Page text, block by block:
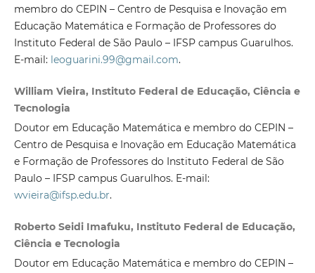
membro do CEPIN – Centro de Pesquisa e Inovação em
Educação Matemática e Formação de Professores do
Instituto Federal de São Paulo – IFSP campus Guarulhos.
E-mail: leoguarini.99@gmail.com.
William Vieira, Instituto Federal de Educação, Ciência e
Tecnologia
Doutor em Educação Matemática e membro do CEPIN –
Centro de Pesquisa e Inovação em Educação Matemática
e Formação de Professores do Instituto Federal de São
Paulo – IFSP campus Guarulhos. E-mail:
wvieira@ifsp.edu.br.
Roberto Seidi Imafuku, Instituto Federal de Educação,
Ciência e Tecnologia
Doutor em Educação Matemática e membro do CEPIN –